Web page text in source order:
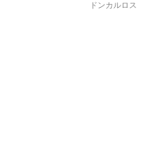
ドンカルロス